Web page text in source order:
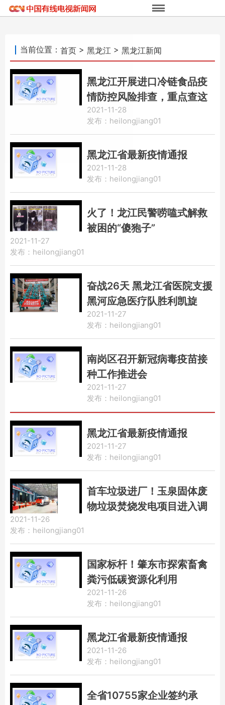
当前位置： 首页 > 黑龙江 > 黑龙江新闻
黑龙江开展进口冷链食品疫
情防控风险排查，重点查这
四方面
2021-11-28
发布：heilongjiang01
黑龙江省最新疫情通报
2021-11-28
发布：heilongjiang01
火了！龙江民警唠嗑式解救
被困的“傻狍子”
2021-11-27
发布：heilongjiang01
奋战26天 黑龙江省医院支援
黑河应急医疗队胜利凯旋
2021-11-27
发布：heilongjiang01
南岗区召开新冠病毒疫苗接
种工作推进会
2021-11-27
发布：heilongjiang01
黑龙江省最新疫情通报
2021-11-27
发布：heilongjiang01
首车垃圾进厂！玉泉固体废
物垃圾焚烧发电项目进入调
2021-11-26
发布：heilongjiang01
国家标杆！肇东市探索畜禽
粪污低碳资源化利用
2021-11-26
发布：heilongjiang01
黑龙江省最新疫情通报
2021-11-26
发布：heilongjiang01
全省10755家企业签约承